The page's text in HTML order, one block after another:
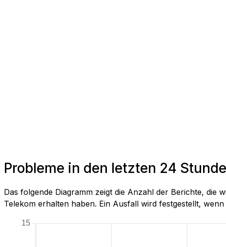
Probleme in den letzten 24
Das folgende Diagramm zeigt die Anzahl der Berichte,
Telekom erhalten haben. Ein Ausfall wird festgestellt,